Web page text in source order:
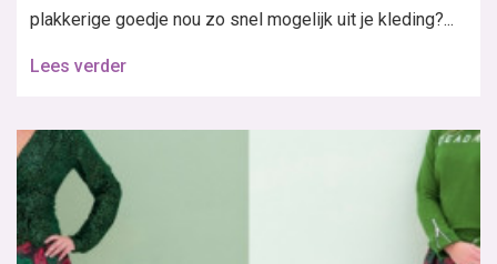
plakkerige goedje nou zo snel mogelijk uit je kleding?...
Lees verder